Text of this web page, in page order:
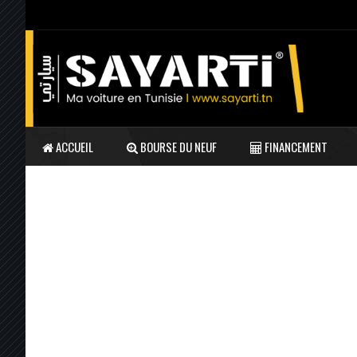
ACCUEIL BOURSE DU NEUF FINANCEMENT